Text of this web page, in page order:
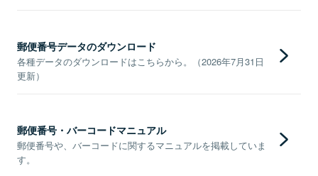
郵便番号データのダウンロード
各種データのダウンロードはこちらから。（2026年7月31日
更新）
郵便番号・バーコードマニュアル
郵便番号や、バーコードに関するマニュアルを掲載していま
す。